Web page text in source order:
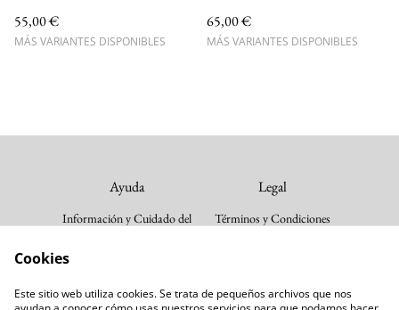
55,00 €
MÁS VARIANTES DISPONIBLES
65,00 €
MÁS VARIANTES DISPONIBLES
Ayuda
Información y Cuidado del
Legal
Términos y Condiciones
Follow us Contacta con nosotros
Cookies
Este sitio web utiliza cookies. Se trata de pequeños archivos que nos